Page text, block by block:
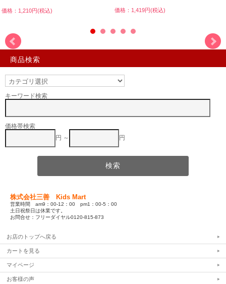
価格：1,210円(税込) 価格：1,419円(税込)
商品検索
キーワード検索
価格帯検索
円 ～
円
株式会社三善 Kids Mart
営業時間 am9：00-12：00 pm1：00-5：00
土日祝祭日は休業です。
お問合せ：フリーダイヤル0120-815-873
お店のトップへ戻る
カートを見る
マイページ
お客様の声